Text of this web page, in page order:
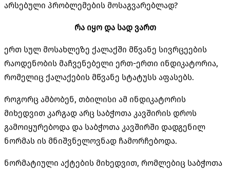
არსებული პრობლემების მოსაგვარებლად?
რა იყო და სად ვართ
ერთ სულ მოსახლეზე ქალაქში მწვანე სივრცეების
რაოდენობის მაჩვენებელი ერთ-ერთი ინდიკატორია,
რომელიც ქალაქების მწვანე სტატუსს აფასებს.
როგორც ამბობენ, თბილისი ამ ინდიკატორის
მიხედვით კარგად არც საბჭოთა კავშირის დროს
გამოიყურებოდა და საბჭოთა კავშირში დადგენილ
ნორმას ის მნიშვნელოვნად ჩამორჩებოდა.
ნორმატიული აქტების მიხედვით, რომლებიც საბჭოთა